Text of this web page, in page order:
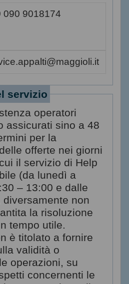
090 9018174
servizio
operatori
assicurati sino a 48
per la
offerte nei giorni
il servizio di Help
(da lunedì a
– 13:00 e dalle
diversamente non
la risoluzione
tempo utile.
è titolato a fornire
validità o
operazioni, su
concernenti le